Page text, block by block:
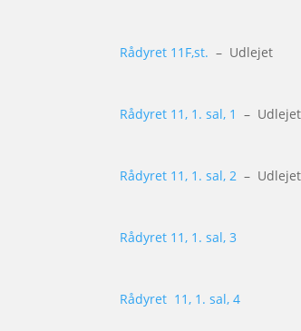
Rådyret 11F,st. – Udlejet
Rådyret 11, 1. sal, 1 – Udlejet
Rådyret 11, 1. sal, 2 – Udlejet
Rådyret 11, 1. sal, 3
Rådyret 11, 1. sal, 4